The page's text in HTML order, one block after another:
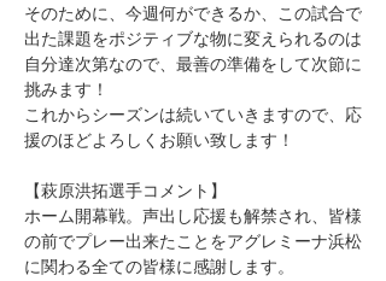
そのために、今週何ができるか、この試合で
出た課題をポジティブな物に変えられるのは
自分達次第なので、最善の準備をして次節に
挑みます！
これからシーズンは続いていきますので、応
援のほどよろしくお願い致します！
【萩原洪拓選手コメント】
ホーム開幕戦。声出し応援も解禁され、皆様
の前でプレー出来たことをアグレミーナ浜松
に関わる全ての皆様に感謝します。